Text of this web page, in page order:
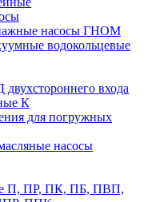
насосы ГНОМ
водокольцевые
входа
К
для погружных
насосы
П, ПР, ПК, ПБ, ПВП,